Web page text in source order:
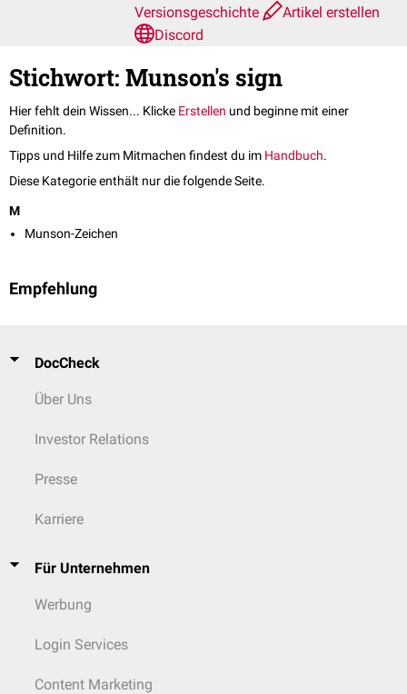
Versionsgeschichte
Artikel erstellen
Discord
Stichwort: Munson's sign
Hier fehlt dein Wissen... Klicke Erstellen und beginne mit einer
Definition.
Tipps und Hilfe zum Mitmachen findest du im Handbuch.
Diese Kategorie enthält nur die folgende Seite.
M
Munson-Zeichen
Empfehlung
DocCheck
Über Uns
Investor Relations
Presse
Karriere
Für Unternehmen
Werbung
Login Services
Content Marketing